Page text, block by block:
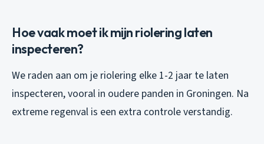
Hoe vaak moet ik mijn riolering laten
inspecteren?
We raden aan om je riolering elke 1-2 jaar te laten
inspecteren, vooral in oudere panden in Groningen. Na
extreme regenval is een extra controle verstandig.